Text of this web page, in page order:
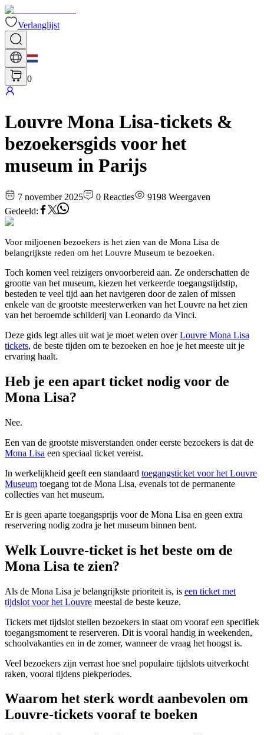
Verlanglijst
0
Louvre Mona Lisa-tickets &
bezoekersgids voor het
museum in Parijs
7 november 2025 0 Reacties 9198 Weergaven
Gedeeld:
Voor miljoenen bezoekers is het zien van de Mona Lisa de
belangrijkste reden om het Louvre Museum te bezoeken.
Toch komen veel reizigers onvoorbereid aan. Ze onderschatten de
grootte van het museum, kiezen het verkeerde toegangstijdstip,
besteden te veel tijd aan het navigeren door de zalen of missen
enkele van de grootste meesterwerken van het Louvre na het zien
van het beroemde schilderij van Leonardo da Vinci.
Deze gids legt alles uit wat je moet weten overLouvre Mona Lisa
tickets, de beste tijden om te bezoeken en hoe je het meeste uit je
ervaring haalt.
Heb je een apart ticket nodig voor de
Mona Lisa?
Nee.
Een van de grootste misverstanden onder eerste bezoekers is dat de
Mona Lisa een speciaal ticket vereist.
In werkelijkheid geeft een standaard toegangsticket voor het Louvre
Museum toegang tot de Mona Lisa, evenals tot de permanente
collecties van het museum.
Er is geen aparte toegangsprijs voor de Mona Lisa en geen extra
reservering nodig zodra je het museum binnen bent.
Welk Louvre-ticket is het beste om de
Mona Lisa te zien?
Als de Mona Lisa je belangrijkste prioriteit is, is een ticket met
tijdslot voor het Louvre meestal de beste keuze.
Tickets met tijdslot stellen bezoekers in staat om vooraf een specifiek
toegangsmoment te reserveren. Dit is vooral handig in weekenden,
schoolvakanties en in de zomer, wanneer de vraag het hoogst is.
Veel bezoekers zijn verrast hoe snel populaire tijdslots uitverkocht
raken, vooral tijdens piekperiodes.
Waarom het sterk wordt aanbevolen om
Louvre-tickets vooraf te boeken